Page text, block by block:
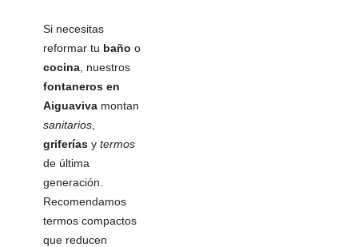
Si necesitas
reformar tu baño o
cocina , nuestros
fontaneros en
Aiguaviva montan
sanitarios
griferías y termos
de última
generación.
Recomendamos
termos compactos
que reducen